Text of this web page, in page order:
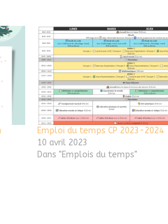
Emploi du temps CP 2023-2024
10 avril 2023
Dans "Emplois du temps"